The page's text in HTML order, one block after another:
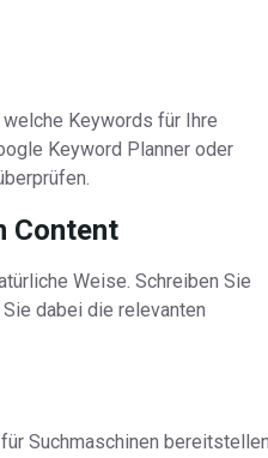
Keywords für Ihre
Keyword Planner oder
Content
Weise. Schreiben Sie
dabei die relevanten
Suchmaschinen